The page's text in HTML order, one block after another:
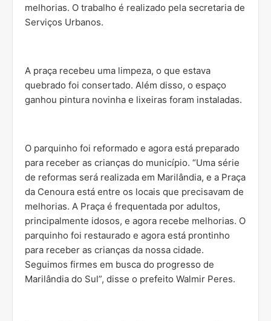
melhorias. O trabalho é realizado pela secretaria de
Serviços Urbanos.
A praça recebeu uma limpeza, o que estava
quebrado foi consertado. Além disso, o espaço
ganhou pintura novinha e lixeiras foram instaladas.
O parquinho foi reformado e agora está preparado
para receber as crianças do município. “Uma série
de reformas será realizada em Marilândia, e a Praça
da Cenoura está entre os locais que precisavam de
melhorias. A Praça é frequentada por adultos,
principalmente idosos, e agora recebe melhorias. O
parquinho foi restaurado e agora está prontinho
para receber as crianças da nossa cidade.
Seguimos firmes em busca do progresso de
Marilândia do Sul”, disse o prefeito Walmir Peres.